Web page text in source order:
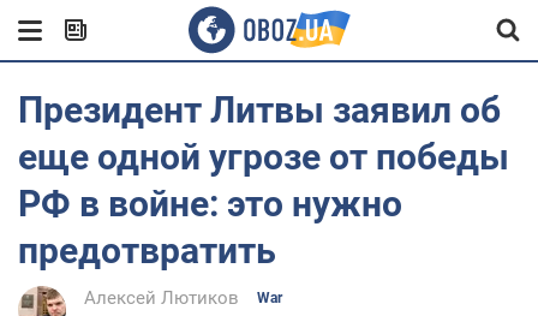
Президент Литвы заявил об
еще одной угрозе от победы
РФ в войне: это нужно
предотвратить
Алексей Лютиков War